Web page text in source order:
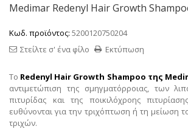
Medimar Redenyl Hair Growth
Κωδ. προϊόντος: 5200120750204
Εκτύπωση
Στείλτε σ' ένα φίλο
Το Redenyl Hair Growth Shampoo της
αντιμετώπιση της σμηγματόρροιας, των
πιτυρίδας και της ποικιλόχροης
ευθύνονται για την τριχόπτωση ή τη μείωση
τριχών.